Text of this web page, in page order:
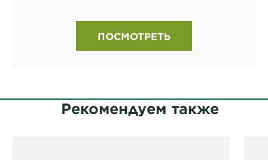
ПОСМОТРЕТЬ
Рекомендуем также